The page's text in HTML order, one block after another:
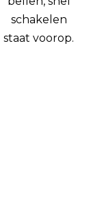
schakelen
staat voorop.